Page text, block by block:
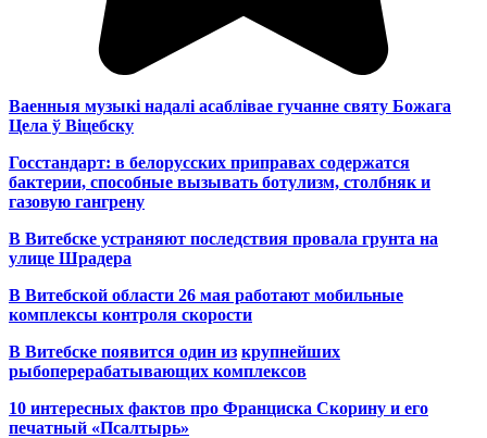
Ваенныя музыкі надалі асаблівае гучанне святу Божага
Цела ў Віцебску
Госстандарт: в белорусских приправах содержатся
бактерии, способные вызывать ботулизм, столбняк и
газовую гангрену
В Витебске устраняют последствия провала грунта на
улице Шрадера
В Витебской области 26 мая работают мобильные
комплексы контроля скорости
В Витебске появится один из крупнейших
рыбоперерабатывающих комплексов
10 интересных фактов про Франциска Скорину и его
печатный «Псалтырь»